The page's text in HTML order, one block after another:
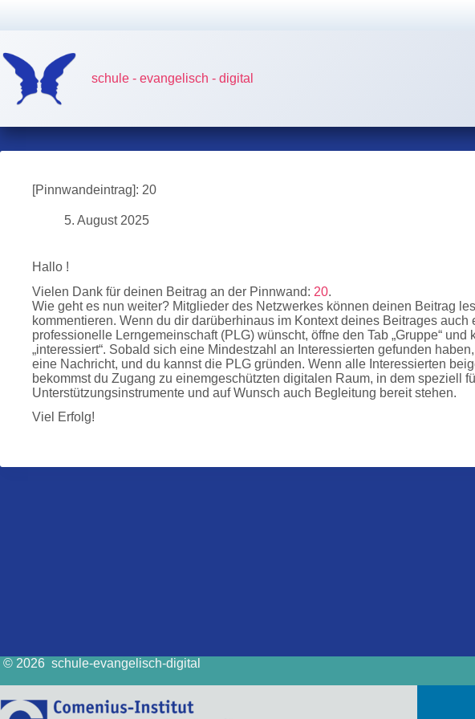
schule - evangelisch - digital
[Pinnwandeintrag]: 20
5. August 2025
Hallo !
Vielen Dank für deinen Beitrag an der Pinnwand: 20.
Wie geht es nun weiter? Mitglieder des Netzwerkes können deinen Beitrag
kommentieren. Wenn du dir darüberhinaus im Kontext deines Beitrages auch
professionelle Lerngemeinschaft (PLG) wünscht, öffne den Tab „Gruppe“ und
„interessiert“. Sobald sich eine Mindestzahl an Interessierten gefunden
eine Nachricht, und du kannst die PLG gründen. Wenn alle Interessierten
bekommst du Zugang zu einemgeschützten digitalen Raum, in dem speziell
Unterstützungsinstrumente und auf Wunsch auch Begleitung bereit stehen.
Viel Erfolg!
© 2026 schule-evangelisch-digital